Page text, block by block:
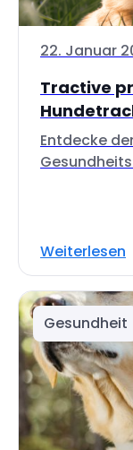
22. Januar
Tractive
Entdecke
Weiterlesen
Gesundheit